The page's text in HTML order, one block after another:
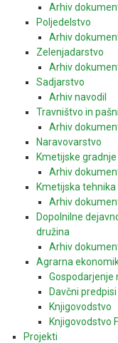
Arhiv
Poljedelstvo
Arhiv
Zelenjadarstvo
Arhiv
Sadjarstvo
Arhiv navodil
Travništvo in
Arhiv
Naravovarstvo
Kmetijske gradnje
Arhiv
Kmetijska tehnika
Arhiv
Dopolnilne
družina
Arhiv
Agrarna
Gospodarjenje
Davčni predpisi
Knjigovodstvo
Knjigovodstvo
Projekti